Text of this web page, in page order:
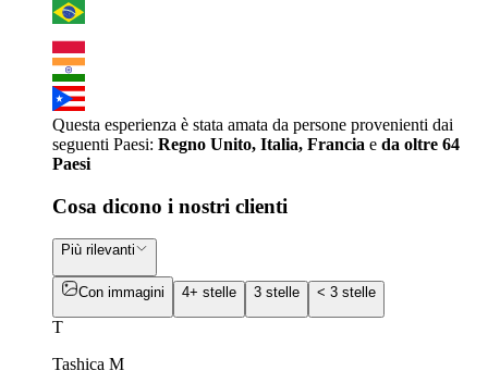
Questa esperienza è stata amata da persone provenienti dai
seguenti Paesi: Regno Unito, Italia, Francia e da oltre 64
Paesi
Cosa dicono i nostri clienti
Più rilevanti
Con immagini 4+ stelle 3 stelle < 3 stelle
T
Tashica M